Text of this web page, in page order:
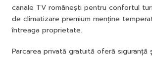
canale TV românești pentru confortul
de climatizare premium menține
întreaga proprietate.
Parcarea privată gratuită oferă siguranță